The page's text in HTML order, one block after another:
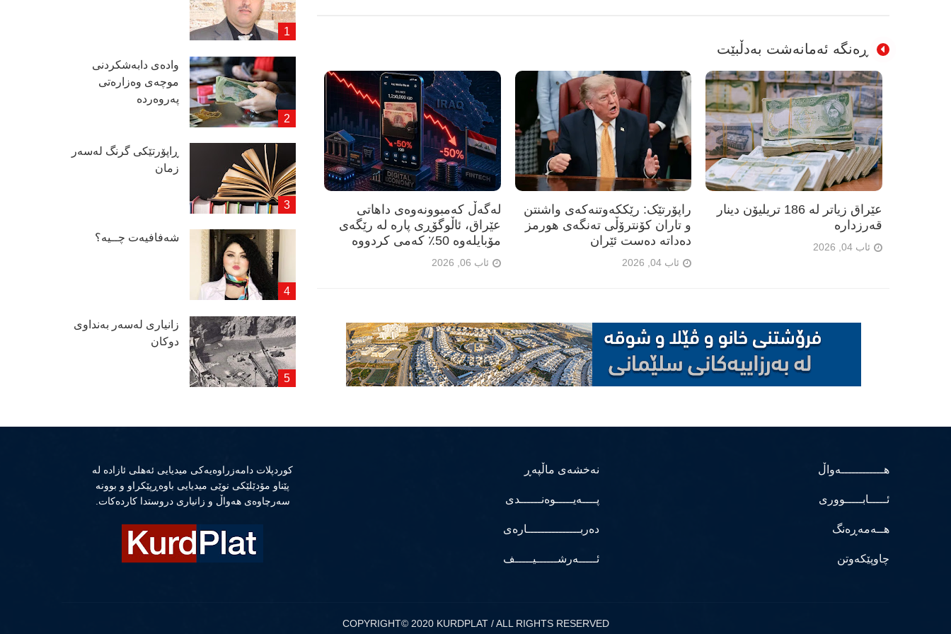
ڕەنگە ئەمانەشت بەدڵبێت
لەگەڵ کەمبوونەوەی داهاتی
عێراق، ئاڵوگۆڕی پارە لە رێگەی
مۆبایلەوە 50٪ کەمی کردووە
ئاب 06, 2026
راپۆرتێک: رێککەوتنەکەی واشنتن
و تاران کۆنترۆڵی تەنگەی هورمز
دەداتە دەست ئێران
ئاب 04, 2026
عێراق زیاتر لە 186 تریلیۆن دینار
قەرزدارە
ئاب 04, 2026
وادەی دابەشكردنی
موچەی وەزارەتی
پەروەردە
ڕاپۆرتێكی گرنگ لەسەر
زمان
شەفافیەت چــیە؟
زانیاری لەسەر بەنداوی
دوكان
هــــــــــــەواڵ
ئـــــابـــــووری
هــەمەڕەنگ
چاوپێکەوتن
نەخشەی ماڵپەڕ
پــــەیـــــوەنــــــدی
دەربـــــــــــــــارەی
ئـــــەرشــــــیـــــف
كوردپلات دامەزراوەیەكی میدیایی ئەهلی ئازادە لە
پێناو مۆدێلێكی نوێی میدیایی باوەڕپێكراو و بوونە
سەرچاوەی هەواڵ و زانیاری دروستدا كاردەكات.
COPYRIGHT© 2020 KURDPLAT / ALL RIGHTS RESERVED